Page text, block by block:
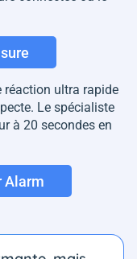
réaction ultra rapide
Le spécialiste
à 20 secondes en
Alarm